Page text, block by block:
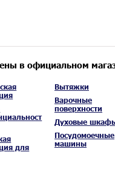
в официальном
для
Вытяжки
Варочные
поверхности
Духовые
Посудомоечные
машины